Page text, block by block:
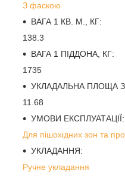
З фаскою
ВАГА 1 КВ. М., КГ:
138.3
ВАГА 1 ПІДДОНА, КГ:
1735
УКЛАДАЛЬНА ПЛОЩА З
11.68
УМОВИ ЕКСПЛУАТАЦІЇ:
Для пішохідних зон та
УКЛАДАННЯ:
Ручне укладання